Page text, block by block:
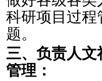
科研项目过
题。
三、负责人
管理：